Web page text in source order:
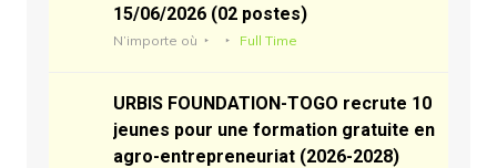
15/06/2026 (02 postes)
N’importe où Full Time
URBIS FOUNDATION-TOGO recrute 10
jeunes pour une formation gratuite en
agro-entrepreneuriat (2026-2028)